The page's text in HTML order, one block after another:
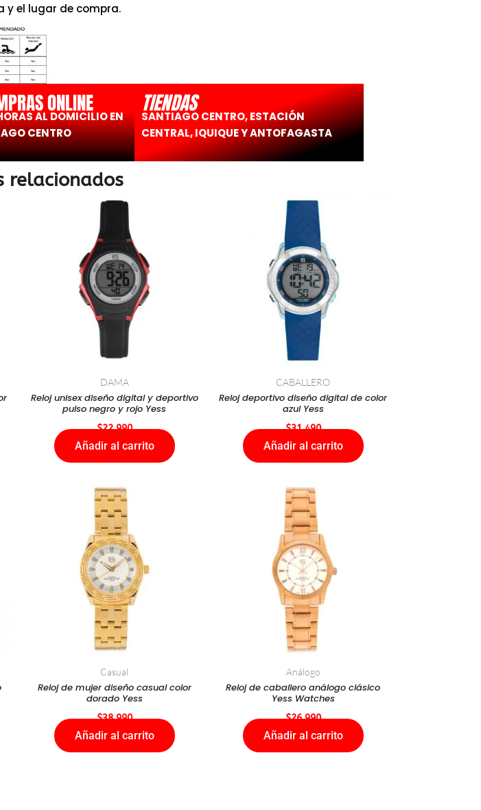
y el lugar de compra.
ONLINE
AL DOMICILIO EN
CENTRO
TIENDAS
SANTIAGO CENTRO, ESTACIÓN
CENTRAL, IQUIQUE Y ANTOFAGASTA
relacionados
DAMA
Reloj unisex diseño digital y deportivo
pulso negro y rojo Yess
$22.990
Añadir al carrito
CABALLERO
Reloj deportivo diseño digital de color
azul Yess
$31.490
Añadir al carrito
Casual
Reloj de mujer diseño casual color
dorado Yess
$38.990
Añadir al carrito
Análogo
Reloj de caballero análogo clásico
Yess Watches
$26.990
Añadir al carrito